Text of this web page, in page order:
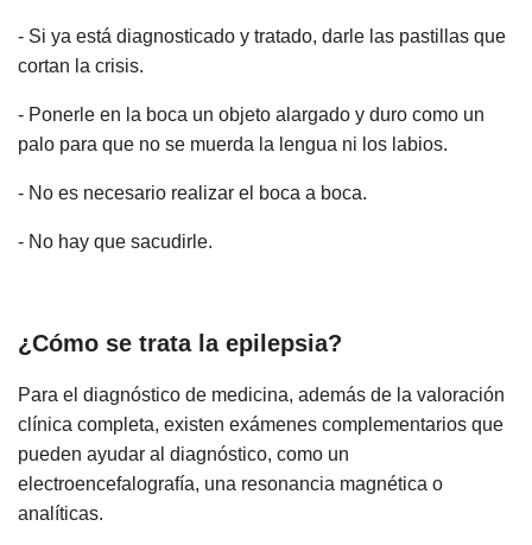
- Si ya está diagnosticado y tratado, darle las pastillas que
cortan la crisis.
- Ponerle en la boca un objeto alargado y duro como un
palo para que no se muerda la lengua ni los labios.
- No es necesario realizar el boca a boca.
- No hay que sacudirle.
¿Cómo se trata la epilepsia?
Para el diagnóstico de medicina, además de la valoración
clínica completa, existen exámenes complementarios que
pueden ayudar al diagnóstico, como un
electroencefalografía, una resonancia magnética o
analíticas.